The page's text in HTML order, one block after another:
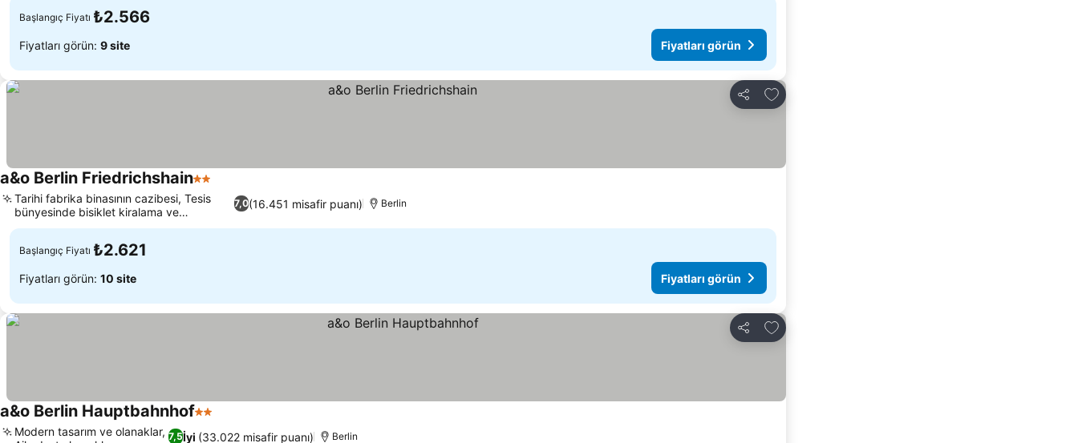
Başlangıç Fiyatı ₺2.566
Fiyatları görün: 9 site Fiyatları görün
Paylaş
Favorilerime ekle
a&o Berlin Friedrichshain2 Yıldız
7,0(16.451 misafir puanı)
Tarihi fabrika binasının cazibesi, Tesis
bünyesinde bisiklet kiralama ve
depolama
Berlin
Başlangıç Fiyatı ₺2.621
Fiyatları görün: 10 site Fiyatları görün
Paylaş
Favorilerime ekle
a&o Berlin Hauptbahnhof2 Yıldız
7,5İyi (33.022 misafir puanı)
Modern tasarım ve olanaklar,
Berlin